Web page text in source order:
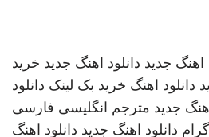
اهنگ جدید دانلود اهنگ جدید خرید
دانلود اهنگ خرید بک لینک دانلود
جدید مترجم انگلیسی فارسی
دانلود اهنگ جدید دانلود اهنگ